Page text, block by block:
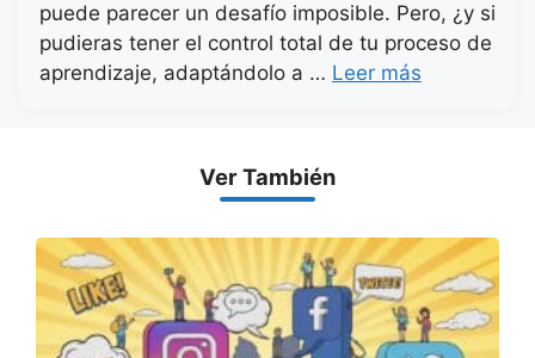
puede parecer un desafío imposible. Pero, ¿y si
pudieras tener el control total de tu proceso de
aprendizaje, adaptándolo a … Leer más
Ver También